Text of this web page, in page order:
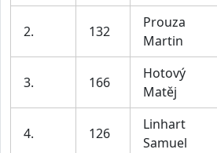
2. 132
Prouza
Martin
3. 166
Hotový
Matěj
4. 126
Linhart
Samuel